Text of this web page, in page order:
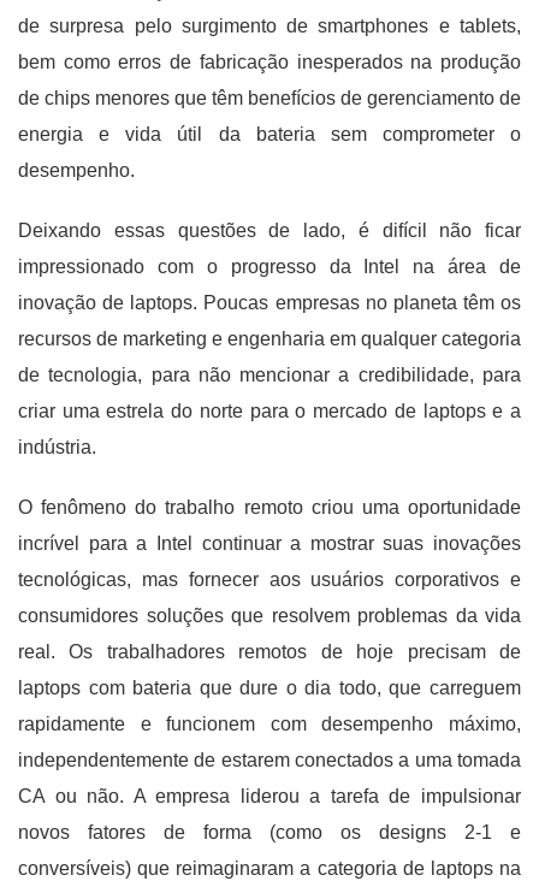
de surpresa pelo surgimento de smartphones e tablets,
bem como erros de fabricação inesperados na produção
de chips menores que têm benefícios de gerenciamento de
energia e vida útil da bateria sem comprometer o
desempenho.
Deixando essas questões de lado, é difícil não ficar
impressionado com o progresso da Intel na área de
inovação de laptops. Poucas empresas no planeta têm os
recursos de marketing e engenharia em qualquer categoria
de tecnologia, para não mencionar a credibilidade, para
criar uma estrela do norte para o mercado de laptops e a
indústria.
O fenômeno do trabalho remoto criou uma oportunidade
incrível para a Intel continuar a mostrar suas inovações
tecnológicas, mas fornecer aos usuários corporativos e
consumidores soluções que resolvem problemas da vida
real. Os trabalhadores remotos de hoje precisam de
laptops com bateria que dure o dia todo, que carreguem
rapidamente e funcionem com desempenho máximo,
independentemente de estarem conectados a uma tomada
CA ou não. A empresa liderou a tarefa de impulsionar
novos fatores de forma (como os designs 2-1 e
conversíveis) que reimaginaram a categoria de laptops na